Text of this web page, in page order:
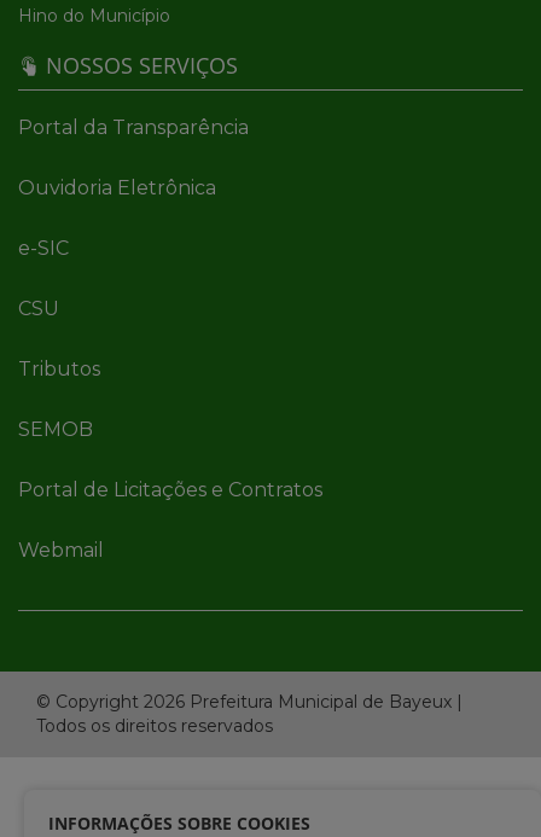
Hino do Município
NOSSOS SERVIÇOS
Portal da Transparência
Ouvidoria Eletrônica
e-SIC
CSU
Tributos
SEMOB
Portal de Licitações e Contratos
Webmail
© Copyright 2026 Prefeitura Municipal de Bayeux |
Todos os direitos reservados
INFORMAÇÕES SOBRE COOKIES